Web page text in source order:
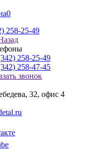
0
258-25-49
258-25-49
258-47-45
звонок
32, офис 4